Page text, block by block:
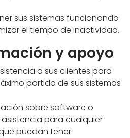
sus sistemas funcionando
el tiempo de inactividad.
y apoyo
a sus clientes para
partido de sus sistemas
sobre software o
para cualquier
puedan tener.